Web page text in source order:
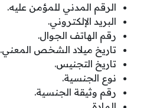
الرقم المدني للمؤمن عليه.
البريد الإلكتروني.
رقم الهاتف الجوال.
تاريخ ميلاد الشخص المعني.
تاريخ التجنيس.
نوع الجنسية.
رقم وثيقة الجنسية.